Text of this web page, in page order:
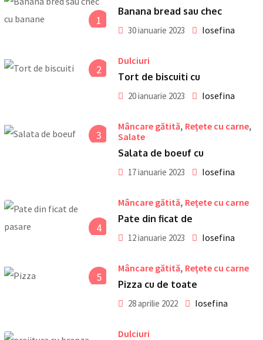
1
Banana bread sau chec
30 ianuarie 2023 Iosefina
2
Dulciuri
Tort de biscuiti cu
20 ianuarie 2023 Iosefina
3
Mâncare gătită, Reţete cu carne,
Salate
Salata de boeuf cu
17 ianuarie 2023 Iosefina
4
Mâncare gătită, Reţete cu carne
Pate din ficat de
12 ianuarie 2023 Iosefina
5
Mâncare gătită, Reţete cu carne
Pizza cu de toate
28 aprilie 2022 Iosefina
Dulciuri